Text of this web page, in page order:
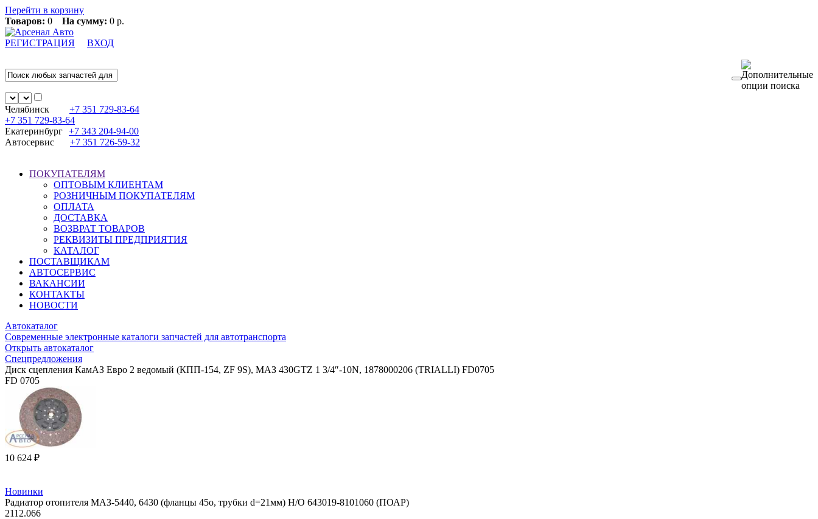
Перейти в корзину
Товаров: 0 На сумму: 0 р.
РЕГИСТРАЦИЯ ВХОД
Челябинск +7 351 729-83-64
+7 351 729-83-64
Екатеринбург +7 343 204-94-00
Автосервис
+7 351 726-59-32
ПОКУПАТЕЛЯМ
ОПТОВЫМ КЛИЕНТАМ
РОЗНИЧНЫМ ПОКУПАТЕЛЯМ
ОПЛАТА
ДОСТАВКА
ВОЗВРАТ ТОВАРОВ
РЕКВИЗИТЫ ПРЕДПРИЯТИЯ
КАТАЛОГ
ПОСТАВЩИКАМ
АВТОСЕРВИС
ВАКАНСИИ
КОНТАКТЫ
НОВОСТИ
Автокаталог
Современные электронные каталоги запчастей для автотранспорта
Открыть автокаталог
Спецпредложения
Диск сцепления КамАЗ Евро 2 ведомый (КПП-154, ZF 9S), МАЗ 430GTZ 1 3/4″-10N, 1878000206 (TRIALLI) FD0705
FD 0705
10 624 ₽
Новинки
Радиатор отопителя МАЗ-5440, 6430 (фланцы 45о, трубки d=21мм) Н/О 643019-8101060 (ПОАР)
2112.066